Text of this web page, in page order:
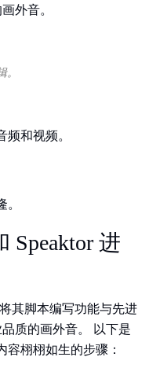
外音。
和视频。
Speaktor 进
其脚本编写功能与先进
质的画外音。 以下是
容栩栩如生的步骤：